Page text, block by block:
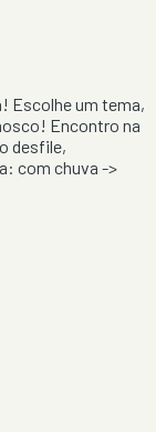
Escolhe um tema,
Encontro na
desfile,
com chuva ->